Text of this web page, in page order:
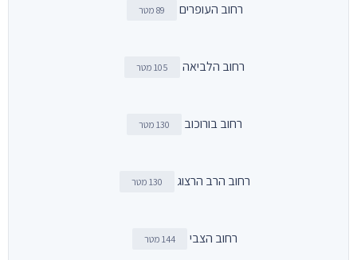
רחוב העופרים 89 מטר
רחוב הלביאה 105 מטר
רחוב בורוכוב 130 מטר
רחוב הרב הרצוג 130 מטר
רחוב הצבי 144 מטר